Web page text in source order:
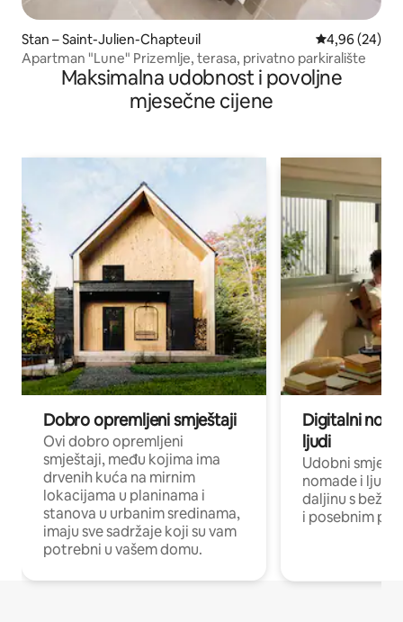
Stan – Saint-Julien-Chapteuil Prosječna
4,96 (24)
Apartman "Lune" Prizemlje, terasa, privatno parkiralište
Maksimalna udobnost i povoljne
mjesečne cijene
Dobro opremljeni smještaji
Ovi dobro opremljeni
smještaji, među kojima ima
drvenih kuća na mirnim
lokacijama u planinama i
stanova u urbanim sredinama,
imaju sve sadržaje koji su vam
potrebni u vašem domu.
Digitalni
ljudi
Udobni
nomade i ljude
daljinu s
i posebnim